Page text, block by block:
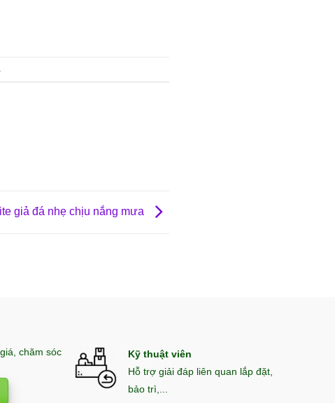
.
giả đá nhẹ chịu nắng mưa
chăm sóc
Kỹ thuật viên
Hỗ trợ giải đáp liên quan lắp đặt,
bảo trì,...